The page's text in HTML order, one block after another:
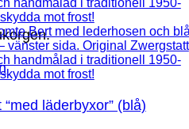
läderbyxor” (blå)